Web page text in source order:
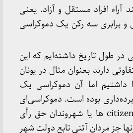
آراء افراد مستقل و آزاد. یعنی
و برابری سه رکن یک دموکراسی
در طول تاریخ داشته‌ایم که این
دارند بعنوان مثال در یونان
داشتیم اما آن دموکراسی یک
بوده است. دموکراسی‌ای
بوده است که صرفاً citizen ها یا شهروندان حق رأی
جز مردان آتنی تابع دولت شهر